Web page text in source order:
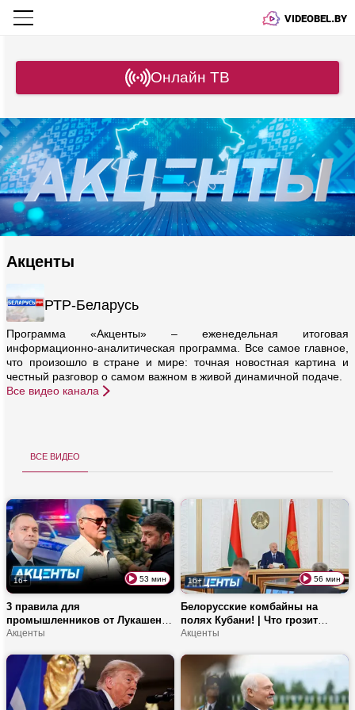
VIDEOBEL.BY
Онлайн ТВ
РТР-Беларусь
Акценты
Программа «Акценты» – еженедельная итоговая
информационно-аналитическая программа. Все самое главное,
что произошло в стране и мире: точная новостная картина и
честный разговор о самом важном в живой динамичной подаче.
Все видео канала
все видео
16+ 53 мин
3 правила для
промышленников от Лукашенко
| «Горизонт» представил
Почему протесты в Украине
усиливаются?
Акценты
16+ 56 мин
Белорусские комбайны на
полях Кубани! | Что грозит
ленивым аграриям? | В каком
получат штраф?
Акценты